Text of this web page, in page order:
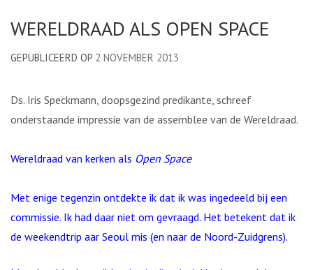
WERELDRAAD ALS OPEN SPACE
GEPUBLICEERD OP 2 NOVEMBER 2013
Ds. Iris Speckmann, doopsgezind predikante, schreef
onderstaande impressie van de assemblee van de Wereldraad.
Wereldraad van kerken als Open Space
Met enige tegenzin ontdekte ik dat ik was ingedeeld bij een
commissie. Ik had daar niet om gevraagd. Het betekent dat ik
de weekendtrip aar Seoul mis (en naar de Noord-Zuidgrens).